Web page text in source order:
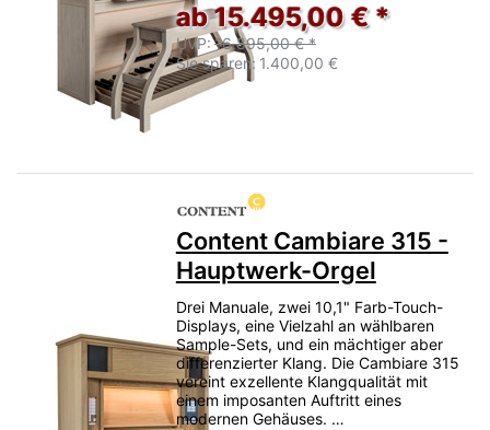
ab 15.495,00 € *
UVP: 16.895,00 € *
Sie sparen: 1.400,00 €
Content Cambiare 315 -
Hauptwerk-Orgel
Drei Manuale, zwei 10,1" Farb-Touch-
Displays, eine Vielzahl an wählbaren
Sample-Sets, und ein mächtiger aber
differenzierter Klang. Die Cambiare 315
vereint exzellente Klangqualität mit
einem imposanten Auftritt eines
modernen Gehäuses. …